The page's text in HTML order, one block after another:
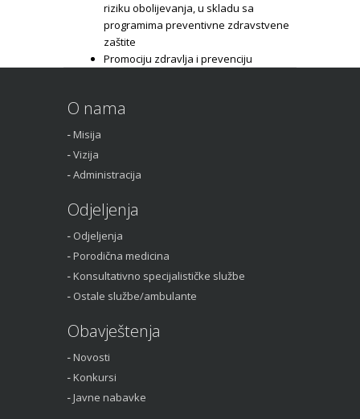
riziku obolijevanja, u skladu sa
programima preventivne zdravstvene
zaštite
Promociju zdravlja i prevenciju
malignih oboljenja
Za sve pohvale, kritike i
sugestije obratite nam se
putem kontakt forme
O nama
Misija
Vizija
Administracija
Odjeljenja
Odjeljenja
Porodična medicina
Konsultativno specijalističke službe
Ostale službe/ambulante
Obavještenja
Novosti
Konkursi
Javne nabavke